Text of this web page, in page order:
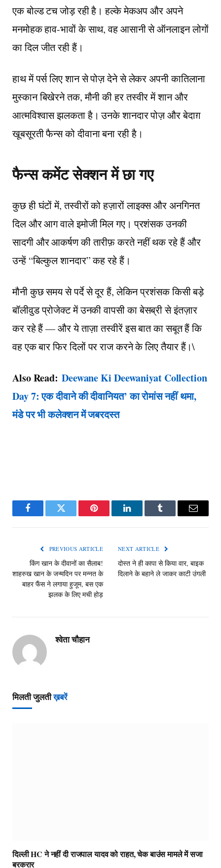
एक बोल्ड टच जोड़ रही है। हल्के मेकअप और अपने
मनमोहक हाव-भावों के साथ, वह आसानी से ऑनलाइन लोगों
का दिल जीत रही हैं।
हाथ में पर्स लिए शान से पोज़ देने से लेकर अपनी कातिलाना
मुस्कान बिखेरने तक, मौनी की हर तस्वीर में शान और
आत्मविश्वास झलकता है। उनके शानदार पोज़ और बेदाग़
खूबसूरती फैन्स को दीवाना बना रही है।
फैन्स कमेंट सेक्शन में छा गए
कुछ ही घंटों में, तस्वीरों को हज़ारों लाइक्स और अनगिनत
दिल और आग वाले इमोजी मिल गए। प्रशंसक उनकी
सादगी और आकर्षण की तारीफ़ करते नहीं थक रहे हैं और
उन्हें “बिल्कुल शानदार” कह रहे हैं।
मौनी कुछ समय से पर्दे से दूर हैं, लेकिन प्रशंसक किसी बड़े
बॉलीवुड प्रोजेक्ट में उनकी वापसी का बेसब्री से इंतज़ार
कर रहे हैं — और ये ताज़ा तस्वीरें इस बात का सबूत हैं कि
वह एक बार फिर दिलों पर राज करने के लिए तैयार हैं।\
Also Read: Deewane Ki Deewaniyat Collection
Day 7: एक दीवाने की दीवानियत’ का रोमांस नहीं थमा,
मंडे पर भी कलेक्शन में जबरदस्त
FacebookTwitter Pinterest LinkedInTumblr Email
PREVIOUS ARTICLE
किंग खान के दीवानों का सैलाब!
शाहरुख खान के जन्मदिन पर मन्नत के
बाहर फैंस ने लगाया हुजूम, बस एक
झलक के लिए मची होड़
NEXT ARTICLE
दोस्त ने ही कापा से किया वार, बाइक
दिलाने के बहाने ले जाकर काटी उंगली
श्वेता चौहान
मिलती जुलतीख़बरें
दिल्ली HC ने नहीं दी राजपाल यादव को राहत, चेक बाउंस मामले में सजा
बरकरार